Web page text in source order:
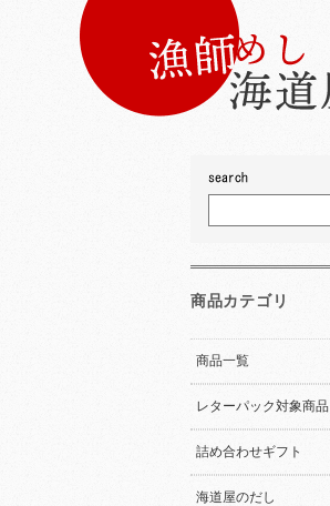
商品カテゴリ
商品一覧
レターパック対象商品
詰め合わせギフト
海道屋のだし